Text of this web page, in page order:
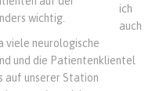
wichtig.
ich
auch
viele neurologische
und die Patientenklientel
auf unserer Station